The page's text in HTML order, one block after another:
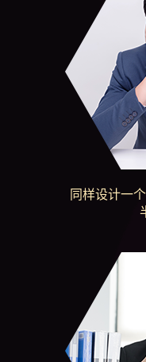
同样设计一